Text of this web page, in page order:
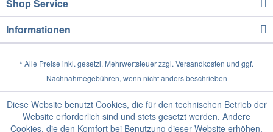
Shop Service
Informationen
* Alle Preise inkl. gesetzl. Mehrwertsteuer zzgl. Versandkosten und ggf.
Nachnahmegebühren, wenn nicht anders beschrieben
Diese Website benutzt Cookies, die für den technischen Betrieb der
Website erforderlich sind und stets gesetzt werden. Andere
Cookies, die den Komfort bei Benutzung dieser Website erhöhen,